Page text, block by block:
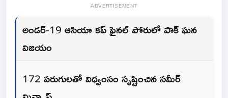
ADVERTISEMENT
అండర్-19 ఆసియా కప్ ఫైనల్ పోరులో పాక్ ఘన
విజయం
172 పరుగులతో విధ్వంసం సృష్టించిన సమీర్